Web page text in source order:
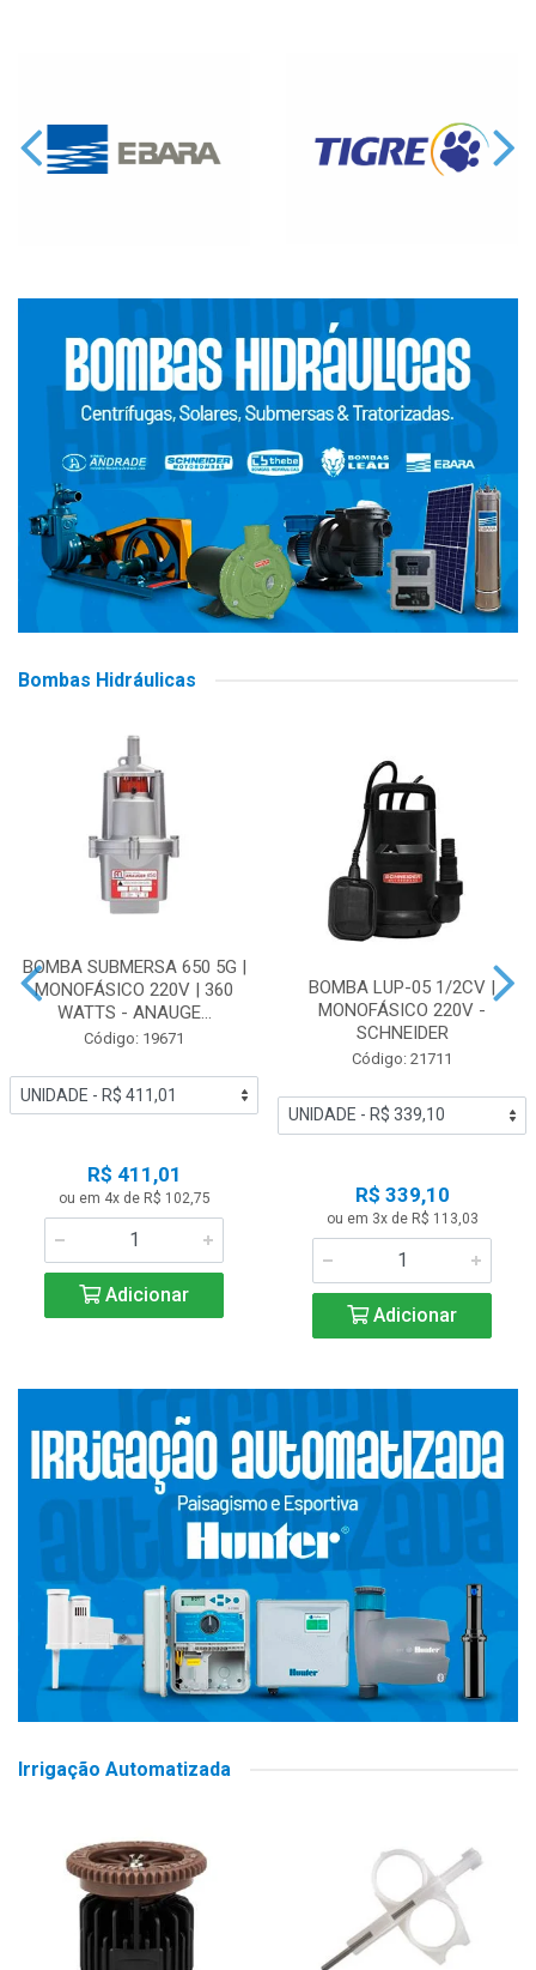
Bombas Hidráulicas
BOMBA SUBMERSA 650 5G |
MONOFÁSICO 220V | 360
WATTS - ANAUGE...
Código: 19671
R$ 411,01
ou em 4x de R$ 102,75
Adicionar
BOMBA LUP-05 1/2CV |
MONOFÁSICO 220V -
SCHNEIDER
Código: 21711
R$ 339,10
ou em 3x de R$ 113,03
Adicionar
Irrigação Automatizada